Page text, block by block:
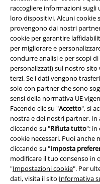
raccogliere informazioni
loro dispositivi. Alcuni
provengono dai nostri
cookie per garantire
per migliorare e
condurre analisi e per scopi
personalizzati) sul nostro sito
terzi. Se i dati vengono
solo con partner che sono
sensi della normativa UE
Facendo clic su "Accetto", si
nostra e dei nostri partner. In
cliccando su "Rifiuta tutto": in
cookie necessari. Puoi
cliccando su "Imposta
modificare il tuo consenso in
"Impostazioni cookie". Per
dati, visita il sito Informativa
Scarica la
A Warner